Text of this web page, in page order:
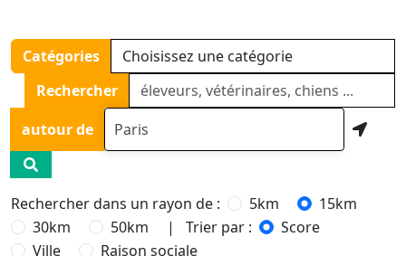
Catégories
Rechercher
autour de
Rechercher dans un rayon de : 5km
15km
30km
50km | Trier par :
Score
Ville
Raison sociale